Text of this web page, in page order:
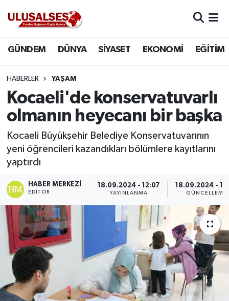
GÜNDEM DÜNYA SİYASET EKONOMİ EĞİTİM
HABERLER YAŞAM
Kocaeli'de konservatuvarlı
olmanın heyecanı bir başka
Kocaeli Büyükşehir Belediye Konservatuvarının
yeni öğrencileri kazandıkları bölümlere kayıtlarını
yaptırdı
HABER MERKEZI
EDITÖR
18.09.2024 - 12:07
YAYINLANMA
18.09.2024 -
GÜNCELLEME
DÜNYA
SİYASET
EKONOMİ
EĞİTİM
MAGAZİN
SPOR
Trafik Durumu
Süper Lig Puan Durumu ve Fikstür
Tüm Manşetler
Son Dakika Haberleri